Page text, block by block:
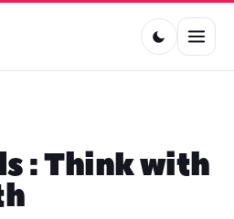
: Think with